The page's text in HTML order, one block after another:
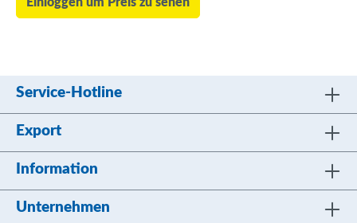
Service-Hotline
Export
Information
Unternehmen